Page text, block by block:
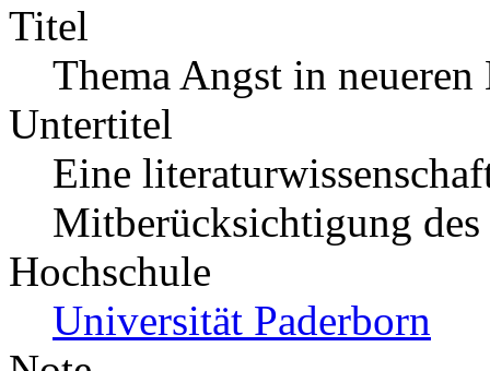
Titel
Thema Angst in
Untertitel
Eine
Mitberücksichtigung des
Hochschule
Universität Paderborn